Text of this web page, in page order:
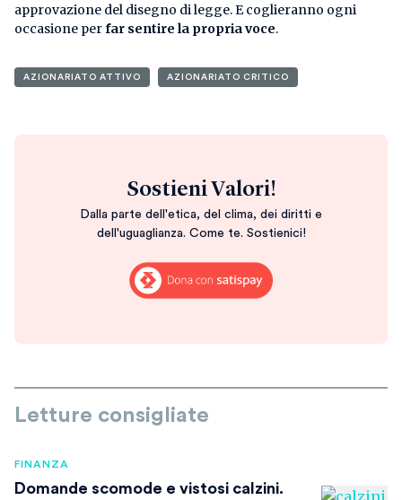
approvazione del disegno di legge. E coglieranno ogni
occasione perfar sentire la propria voce.
AZIONARIATO ATTIVO AZIONARIATO CRITICO
Sostieni Valori!
Dalla parte dell'etica, del clima, dei diritti e
dell'uguaglianza. Come te. Sostienici!
Letture consigliate
FINANZA
Domande scomode e vistosi calzini.